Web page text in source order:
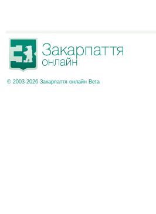
© 2003-2026 Закарпаття онлайн Beta